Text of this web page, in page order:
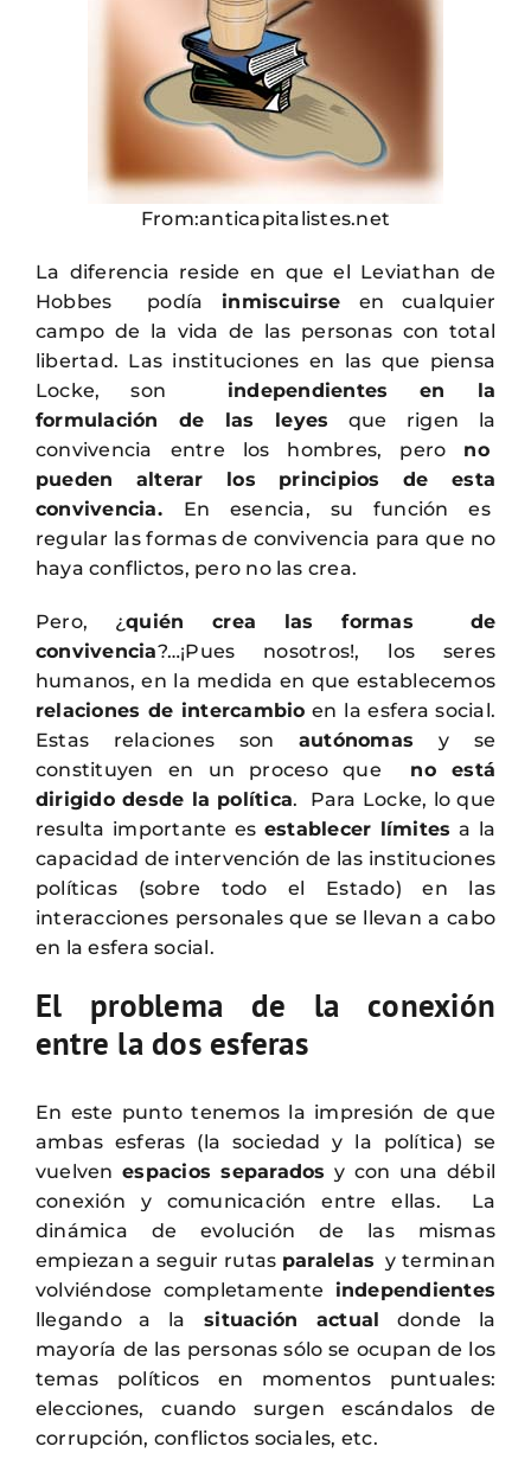
From:anticapitalistes.net
La diferencia reside en que el Leviathan de
Hobbes podía inmiscuirse en cualquier
campo de la vida de las personas con total
libertad. Las instituciones en las que piensa
Locke, son independientes en la
formulación de las leyes que rigen la
convivencia entre los hombres, pero no
pueden alterar los principios de esta
convivencia. En esencia, su función es
regular las formas de convivencia para que no
haya conflictos, pero no las crea.
Pero, ¿quién crea las formas de
convivencia?…¡Pues nosotros!, los seres
humanos, en la medida en que establecemos
relaciones de intercambio en la esfera social.
Estas relaciones son autónomas y se
constituyen en un proceso que no está
dirigido desde la política. Para Locke, lo que
resulta importante es establecer límites a la
capacidad de intervención de las instituciones
políticas (sobre todo el Estado) en las
interacciones personales que se llevan a cabo
en la esfera social.
El problema de la conexión
entre la dos esferas
En este punto tenemos la impresión de que
ambas esferas (la sociedad y la política) se
vuelvenespacios separados y con una débil
conexión y comunicación entre ellas. La
dinámica de evolución de las mismas
empiezan a seguir rutas paralelas y terminan
volviéndose completamente independientes
llegando a la situación actual donde la
mayoría de las personas sólo se ocupan de los
temas políticos en momentos puntuales:
elecciones, cuando surgen escándalos de
corrupción, conflictos sociales, etc.